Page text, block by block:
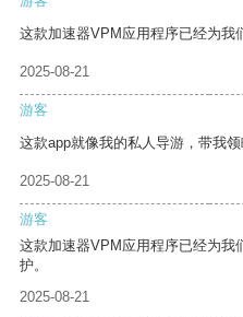
这款加速器VPM应用程序已经为我
2025-08-21
游客
这款app就像我的私人导游，带我领
2025-08-21
游客
这款加速器VPM应用程序已经为我
护。
2025-08-21